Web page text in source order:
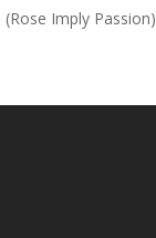
(Rose Imply Passion)